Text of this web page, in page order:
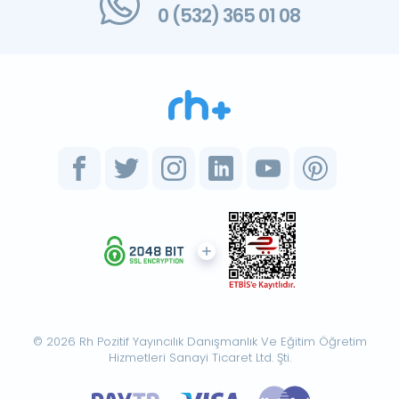
0 (532) 365 01 08
© 2026 Rh Pozitif Yayıncılık Danışmanlık Ve Eğitim Öğretim
Hizmetleri Sanayi Ticaret Ltd. Şti.